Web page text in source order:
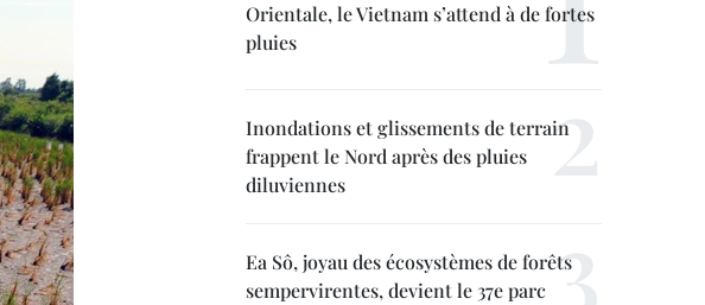
Orientale, le Vietnam s’attend à de fortes
pluies
Inondations et glissements de terrain
frappent le Nord après des pluies
diluviennes
Ea Sô, joyau des écosystèmes de forêts
sempervirentes, devient le 37e parc